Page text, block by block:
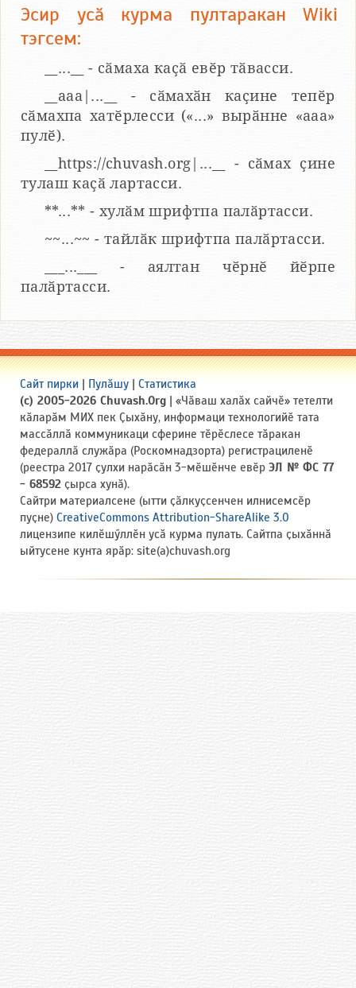
Эсир усӑ курма пултаракан Wiki
тэгсем:
__...__ - сӑмаха каҫӑ евӗр тӑвасси.
__aaa|...__ - сӑмахӑн каҫине тепӗр
сӑмахпа хатӗрлесси («...» вырӑнне «ааа»
пулӗ).
__https://chuvash.org|...__ - сӑмах ҫине
тулаш каҫӑ лартасси.
**...** - хулӑм шрифтпа палӑртасси.
~~...~~ - тайлӑк шрифтпа палӑртасси.
___...___ - аялтан чӗрнӗ йӗрпе
палӑртасси.
Сайт пирки | Пулӑшу | Статистика
(c) 2005-2026 Chuvash.Org | «Чӑваш халӑх сайчӗ» тетелти
кӑларӑм МИХ пек Ҫыхӑну, информаци технологийӗ тата
массӑллӑ коммуникаци сферине тӗрӗслесе тӑракан
федераллӑ служӑра (Роскомнадзорта) регистрациленӗ
(реестра 2017 ҫулхи нарӑсӑн 3-мӗшӗнче евӗр ЭЛ № ФС 77
- 68592 ҫырса хунӑ).
Сайтри материалсене (ытти ҫӑлкуҫсенчен илнисемсӗр
пуҫне) CreativeCommons Attribution-ShareAlike 3.0
лицензипе килӗшӳллӗн усӑ курма пулать. Сайтпа ҫыхӑннӑ
ыйтусене кунта ярӑр: site(a)chuvash.org